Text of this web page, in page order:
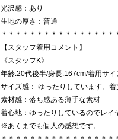
光沢感：あり
生地の厚さ：普通
＊＊＊＊＊＊＊＊＊＊＊＊＊＊＊＊
【スタッフ着用コメント】
《スタッフK》
年齢:20代後半/身長:167cm/着用サイ
サイズ感： ゆったりしています。着
素材感：落ち感ある薄手な素材
着心地：ゆったりしているのでレイ
※あくまでも個人の感想です。